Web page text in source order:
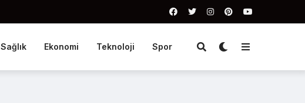
Sağlık Ekonomi Teknoloji Spor